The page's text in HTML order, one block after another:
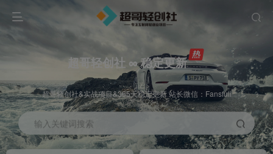
超哥轻创社 ∞ 稳定更新
超哥轻创社&实战项目&365天稳定更新 站长微信：Fansfuli
输入关键词搜索